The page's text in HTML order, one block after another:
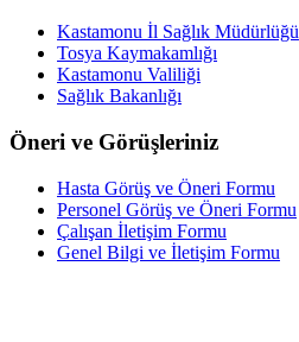
Kastamonu İl Sağlık Müdürlüğü
Tosya Kaymakamlığı
Kastamonu Valiliği
Sağlık Bakanlığı
Öneri ve Görüşleriniz
Hasta Görüş ve Öneri Formu
Personel Görüş ve Öneri Formu
Çalışan İletişim Formu
Genel Bilgi ve İletişim Formu